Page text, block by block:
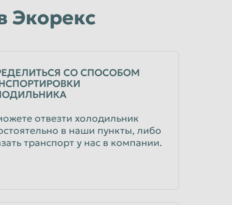
Экорекс
СО СПОСОБОМ
отвезти холодильник
в наши пункты, либо
транспорт у нас в компании.